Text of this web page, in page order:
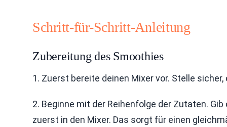
Schritt-für-Schritt-Anleitung
Zubereitung des Smoothies
1. Zuerst bereite deinen Mixer vor. Stelle
2. Beginne mit der Reihenfolge der Zutaten.
zuerst in den Mixer. Das sorgt für einen